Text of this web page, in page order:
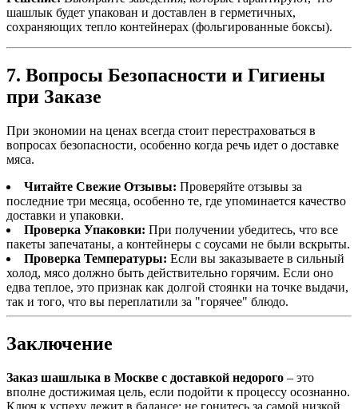
шашлык будет упакован и доставлен в герметичных,
сохраняющих тепло контейнерах (фольгированные боксы).
7. Вопросы Безопасности и Гигиены
при Заказе
При экономии на ценах всегда стоит перестраховаться в
вопросах безопасности, особенно когда речь идет о доставке
мяса.
Читайте Свежие Отзывы: Проверяйте отзывы за
последние три месяца, особенно те, где упоминается качество
доставки и упаковки.
Проверка Упаковки: При получении убедитесь, что все
пакеты запечатаны, а контейнеры с соусами не были вскрыты.
Проверка Температуры: Если вы заказываете в сильный
холод, мясо должно быть действительно горячим. Если оно
едва теплое, это признак как долгой стоянки на точке выдачи,
так и того, что вы переплатили за "горячее" блюдо.
Заключение
Заказ шашлыка в Москве с доставкой недорого – это
вполне достижимая цель, если подойти к процессу осознанно.
Ключ к успеху лежит в балансе: не гонитесь за самой низкой